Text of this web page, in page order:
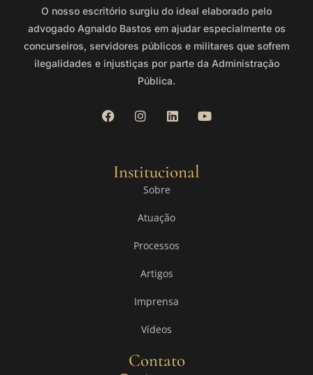
O nosso escritório surgiu do ideal elaborado pelo
advogado Agnaldo Bastos em ajudar especialmente os
concurseiros, servidores públicos e militares que sofrem
ilegalidades e injustiças por parte da Administração
Pública.
Institucional
Sobre
Atuação
Processos
Artigos
Imprensa
Vídeos
Contato